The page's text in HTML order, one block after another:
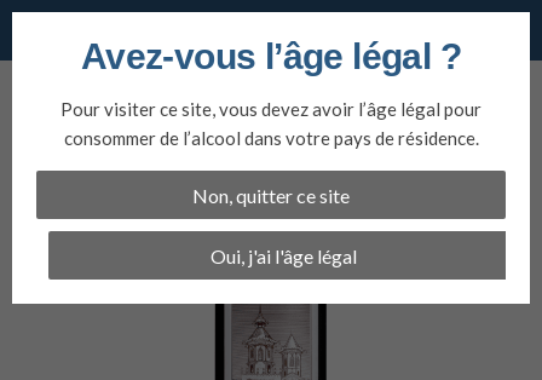
Avez-vous l’âge légal ?
Pour visiter ce site, vous devez avoir l’âge légal pour
consommer de l’alcool dans votre pays de résidence.
Non, quitter ce site
Oui, j'ai l'âge légal